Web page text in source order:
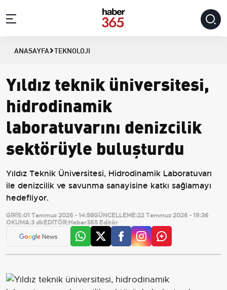
ANASAYFA TEKNOLOJI
Yıldız teknik üniversitesi,
hidrodinamik
laboratuvarını denizcilik
sektörüyle buluşturdu
Yıldız Teknik Üniversitesi, Hidrodinamik Laboratuvarı
ile denizcilik ve savunma sanayisine katkı sağlamayı
hedefliyor.
GİRİŞ:01 Temmuz 2026 - 14:58GÜNCELLEME:22 Temmuz 2026 - 19:36
OKUMA:3 dkEDİTÖR:Haber365 Editör